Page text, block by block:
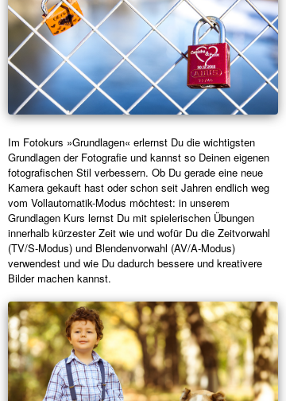
Im Fotokurs »Grundlagen« erlernst Du die wichtigsten
Grundlagen der Fotografie und kannst so Deinen eigenen
fotografischen Stil verbessern. Ob Du gerade eine neue
Kamera gekauft hast oder schon seit Jahren endlich weg
vom Vollautomatik-Modus möchtest: in unserem
Grundlagen Kurs lernst Du mit spielerischen Übungen
innerhalb kürzester Zeit wie und wofür Du die Zeitvorwahl
(TV/S-Modus) und Blendenvorwahl (AV/A-Modus)
verwendest und wie Du dadurch bessere und kreativere
Bilder machen kannst.